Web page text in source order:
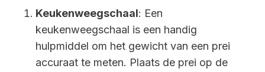
Keukenweegschaal: Een
keukenweegschaal is een handig
hulpmiddel om het gewicht van een prei
accuraat te meten. Plaats de prei op de